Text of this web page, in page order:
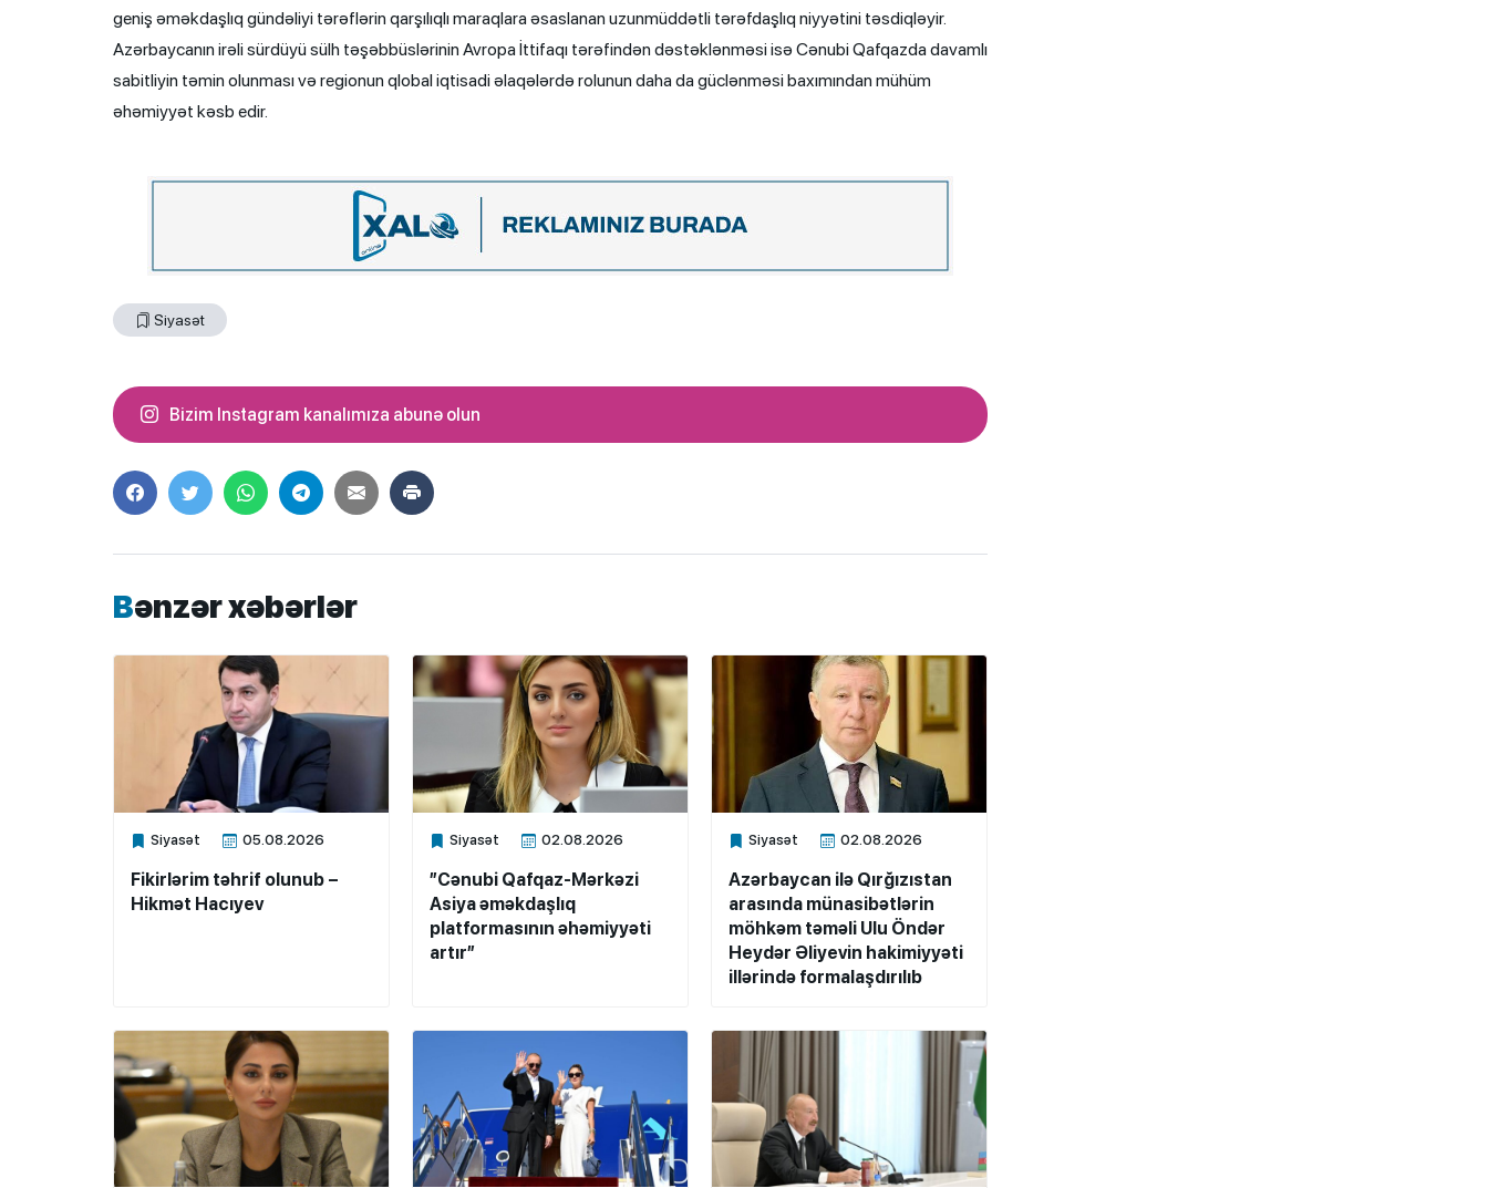
geniş əməkdaşlıq gündəliyi tərəflərin qarşılıqlı maraqlara əsaslanan uzunmüddətli tərəfdaşlıq niyyətini təsdiqləyir.
Azərbaycanın irəli sürdüyü sülh təşəbbüslərinin Avropa İttifaqı tərəfindən dəstəklənməsi isə Cənubi Qafqazda davamlı
sabitliyin təmin olunması və regionun qlobal iqtisadi əlaqələrdə rolunun daha da güclənməsi baxımından mühüm
əhəmiyyət kəsb edir.
Siyasət
Bizim Instagram kanalımıza abunə olun
Bənzər xəbərlər
Siyasət 05.08.2026
Xalq.Online
Fikirlərim təhrif olunub –
Hikmət Hacıyev
Siyasət 02.08.2026
Xalq.Online
”Cənubi Qafqaz-Mərkəzi
Asiya əməkdaşlıq
platformasının əhəmiyyəti
artır”
Siyasət 02.08.2026
Xalq.Online
Azərbaycan ilə Qırğızıstan
arasında münasibətlərin
möhkəm təməli Ulu Öndər
Heydər Əliyevin hakimiyyəti
illərində formalaşdırılıb